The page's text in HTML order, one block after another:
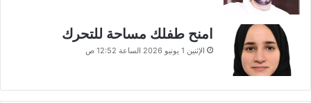
امنح طفلك مساحة للتحرك
الإثنين 1 يونيو 2026 الساعة 12:52 ص